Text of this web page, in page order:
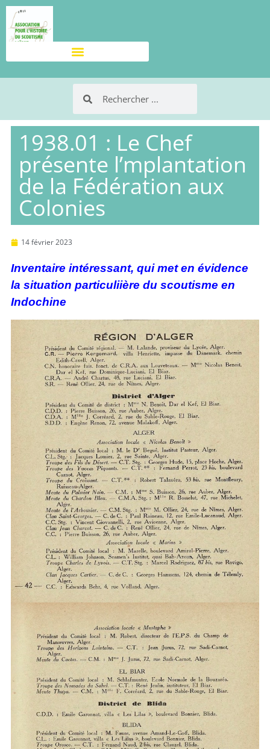
1938.01 : Le Chef
présente l’mplantation
de la Fédération aux
Colonies
14 février 2023
Inventaire intéressant, qui met en évidence
la situation particuliière du scoutisme en
Indochine